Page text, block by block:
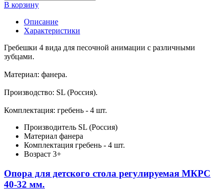
В корзину
Описание
Характеристики
Гребешки 4 вида для песочной анимации с различными
зубцами.
Материал: фанера.
Производство: SL (Россия).
Комплектация: гребень - 4 шт.
Производитель SL (Россия)
Материал фанера
Комплектация гребень - 4 шт.
Возраст 3+
Опора для детского стола регулируемая МКРС
40-32 мм.